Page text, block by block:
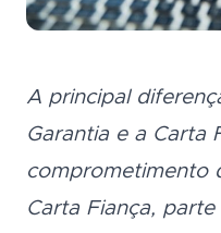
A principal
Garantia e a Carta
comprometimento
Carta Fiança,